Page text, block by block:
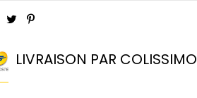
LIVRAISON PAR COLISSIMO